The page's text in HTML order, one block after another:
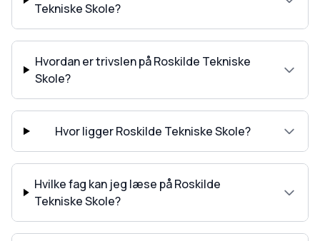
Tekniske Skole?
Hvordan er trivslen på Roskilde Tekniske
Skole?
Hvor ligger Roskilde Tekniske Skole?
Hvilke fag kan jeg læse på Roskilde
Tekniske Skole?